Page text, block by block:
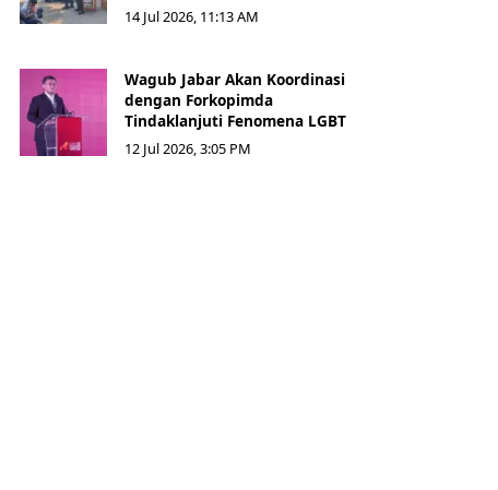
14 Jul 2026, 11:13 AM
Wagub Jabar Akan Koordinasi
dengan Forkopimda
Tindaklanjuti Fenomena LGBT
12 Jul 2026, 3:05 PM